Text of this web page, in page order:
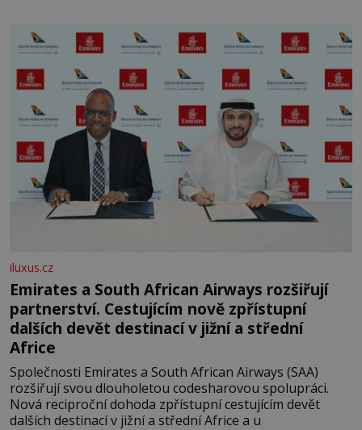
letního koupání. Stačí se však podívat
iluxus.cz
Emirates a South African Airways rozšiřují
partnerství. Cestujícím nově zpřístupní
dalších devět destinací v jižní a střední
Africe
Společnosti Emirates a South African Airways (SAA)
rozšiřují svou dlouholetou codesharovou spolupráci.
Nová reciproční dohoda zpřístupní cestujícím devět
dalších destinací v jižní a střední Africe a u